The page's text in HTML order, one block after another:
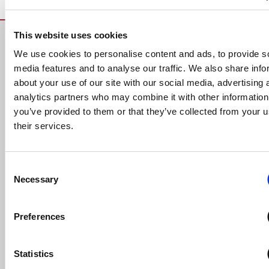
This website uses cookies
We use cookies to personalise content and ads, to provide
media features and to analyse our traffic. We also share
about your use of our site with our social media, advertising
analytics partners who may combine it with other
you’ve provided to them or that they’ve collected from your
their services.
Selection
Necessary
Preferences
Statistics
BLEIBEN SIE AUF DEM
LAUFENDEN ÜBER DIE
NEUESTEN 5S-
NACHRICHTEN
Bleiben Sie auf dem Laufenden mit 5S-News, aktuellen
effizienten, sicheren Arbeitsplatz und eine optimale
unseren Newsletter!